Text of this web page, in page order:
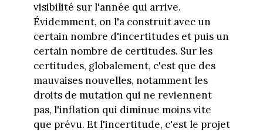
visibilité sur l'année qui arrive.
Évidemment, on l'a construit avec un
certain nombre d'incertitudes et puis un
certain nombre de certitudes. Sur les
certitudes, globalement, c'est que des
mauvaises nouvelles, notamment les
droits de mutation qui ne reviennent
pas, l'inflation qui diminue moins vite
que prévu. Et l'incertitude, c'est le projet